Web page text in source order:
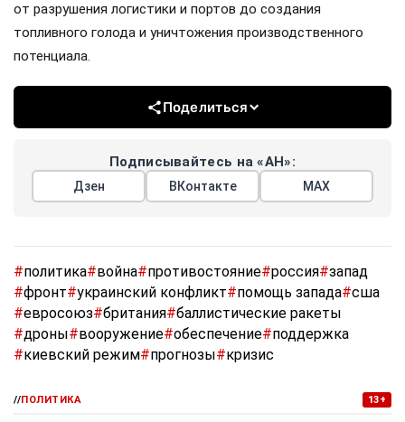
от разрушения логистики и портов до создания
топливного голода и уничтожения производственного
потенциала.
Поделиться
Подписывайтесь на «АН»:
Дзен ВКонтакте МАХ
#политика#война#противостояние#россия#запад
#фронт#украинский конфликт#помощь запада#сша
#евросоюз#британия#баллистические ракеты
#дроны#вооружение#обеспечение#поддержка
#киевский режим#прогнозы#кризис
//ПОЛИТИКА 13+